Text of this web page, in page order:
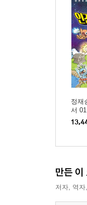
정재
서 01
만든 이
저자, 역